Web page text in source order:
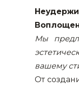
Мы
вашему
От